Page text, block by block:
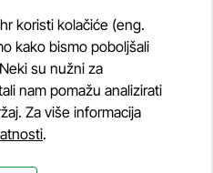
koristi kolačiće (eng.
kako bismo poboljšali
su nužni za
nam pomažu analizirati
Za više informacija
.